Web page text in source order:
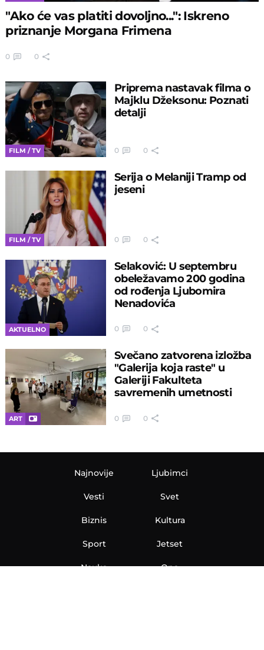
"Ako će vas platiti dovoljno...": Iskreno
priznanje Morgana Frimena
0 0
FILM / TV
Priprema nastavak filma o
Majklu Džeksonu: Poznati
detalji
0 0
FILM / TV
Serija o Melaniji Tramp od
jeseni
0 0
AKTUELNO
Selaković: U septembru
obeležavamo 200 godina
od rođenja Ljubomira
Nenadovića
0 0
ART
Svečano zatvorena izložba
"Galerija koja raste" u
Galeriji Fakulteta
savremenih umetnosti
0 0
Najnovije
Vesti
Biznis
Sport
Nauka
Ljubimci
Svet
Kultura
Jetset
Ona